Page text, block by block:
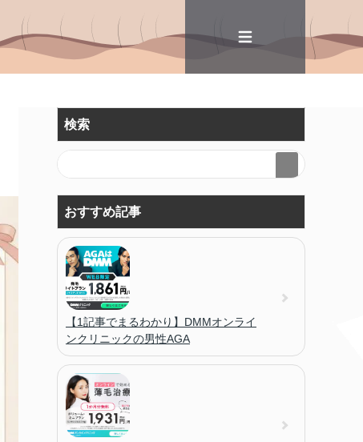
検索
おすすめ記事
【1記事でまるわかり】DMMオンライ
ンクリニックの男性AGA